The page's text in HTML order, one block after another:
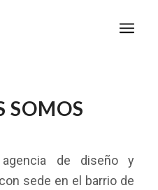
SOMOS
agencia de diseño y
sede en el barrio de